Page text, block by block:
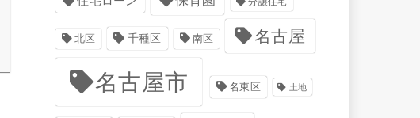
北区 千種区 南区 名古屋
名古屋市 名東区 土地